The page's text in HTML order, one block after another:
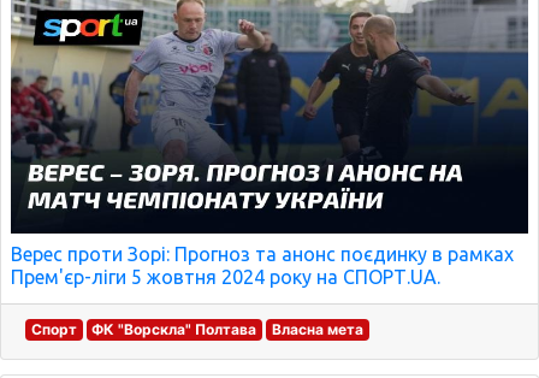
Верес проти Зорі: Прогноз та анонс поєдинку в рамках
Прем'єр-ліги 5 жовтня 2024 року на СПОРТ.UA.
Спорт ФК "Ворскла" Полтава Власна мета